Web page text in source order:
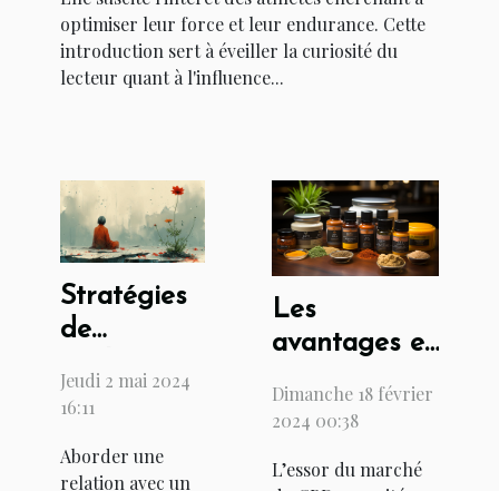
optimiser leur force et leur endurance. Cette
introduction sert à éveiller la curiosité du
lecteur quant à l'influence...
Stratégies
de
et
de bien-
Jeudi 2 mai 2024
16:11
Aborder une
relation avec un
Les
avantages et
de l'achat de
les bureaux
Dimanche 18 février
2024 00:38
L’essor du marché